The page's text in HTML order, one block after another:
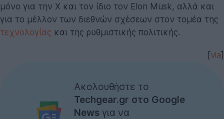
μόνο για την X και τον ίδιο τον Elon Musk, αλλά και
για το μέλλον των διεθνών σχέσεων στον τομέα της
τεχνολογίας και της ρυθμιστικής πολιτικής.
[via]
Ακολουθήστε το
Techgear.gr στο Google
News για να